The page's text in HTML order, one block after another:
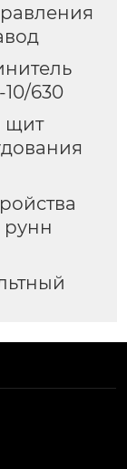
630
щит
рунн